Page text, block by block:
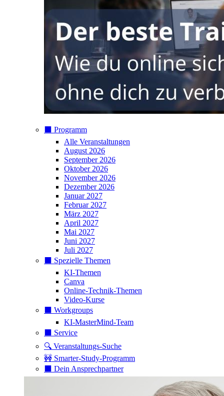
⬛️ Programm
Alle Veranstaltungen
August 2026
September 2026
Oktober 2026
November 2026
Dezember 2026
Januar 2027
Februar 2027
März 2027
April 2027
Mai 2027
Juni 2027
Juli 2027
⬛️ Spezielle Themen
KI-Themen
Canva
Online-Technik-Themen
Video-Kurse
⬛️ Workgroups
KI-MasterMind-Team
⬛️ Service
🔍 Veranstaltungs-Suche
🚧 Smarter-Study-Programm
⬛️ Dein Ansprechpartner